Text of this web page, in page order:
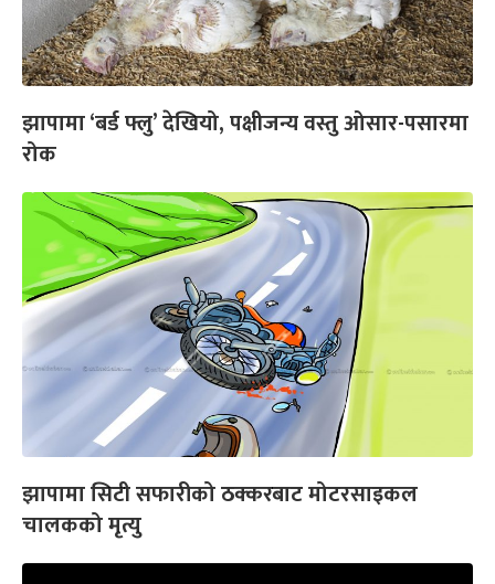
झापामा ‘बर्ड फ्लु’ देखियो, पक्षीजन्य वस्तु ओसार-पसारमा
रोक
झापामा सिटी सफारीको ठक्करबाट मोटरसाइकल
चालकको मृत्यु